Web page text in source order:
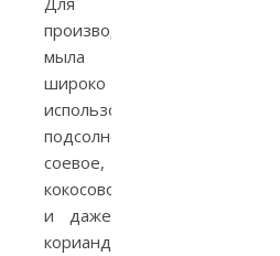
производства
мыла
широко
использовалось
подсолнечное,
соевое,
кокосовое
и даже
кориандровое